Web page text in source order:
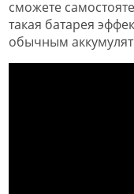
сможете
такая батарея
обычным